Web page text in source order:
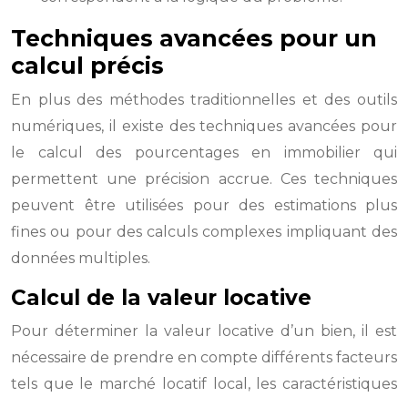
Techniques avancées pour un
calcul précis
En plus des méthodes traditionnelles et des outils
numériques, il existe des techniques avancées pour
le calcul des pourcentages en immobilier qui
permettent une précision accrue. Ces techniques
peuvent être utilisées pour des estimations plus
fines ou pour des calculs complexes impliquant des
données multiples.
Calcul de la valeur locative
Pour déterminer la valeur locative d’un bien, il est
nécessaire de prendre en compte différents facteurs
tels que le marché locatif local, les caractéristiques